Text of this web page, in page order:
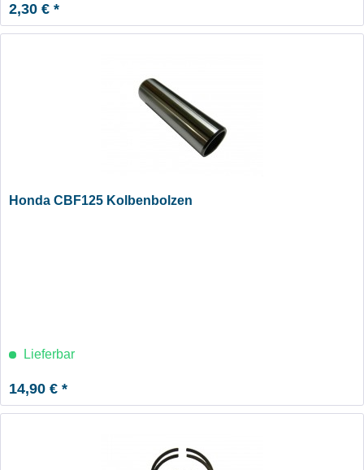
2,30 € *
Honda CBF125 Kolbenbolzen
Lieferbar
14,90 € *